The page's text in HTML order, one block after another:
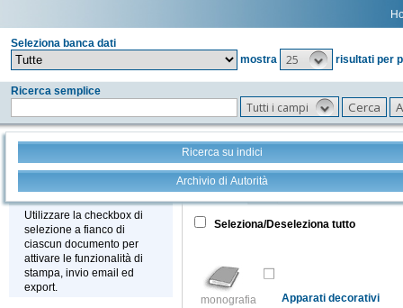
Seleziona banca dati
mostra
25 risultati per
Ricerca semplice
Tutti i campi
Ricerca su indici
Archivio di Autorità
Stampa - Email - Export
Utilizzare la checkbox di
selezione a fianco di
ciascun documento per
attivare le funzionalità di
stampa, invio email ed
export.
Tutto +
Seleziona/Deseleziona tutto
monografia Apparati decorativi